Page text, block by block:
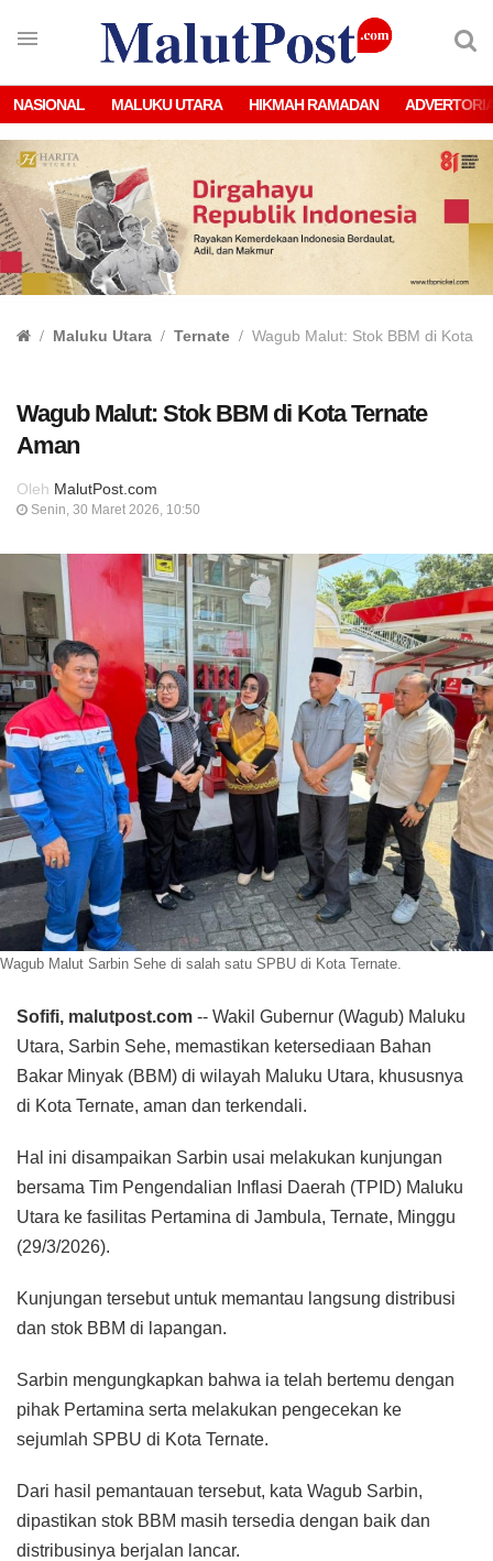
NASIONAL MALUKU UTARA HIKMAH RAMADAN
Maluku Utara Ternate Wagub Malut: Stok BBM di Kota
Wagub Malut: Stok BBM di Kota Ternate
Aman
Oleh MalutPost.com
Senin, 30 Maret 2026, 10:50
Wagub Malut Sarbin Sehe di salah satu SPBU di Kota Ternate.
Sofifi, malutpost.com -- Wakil Gubernur (Wagub) Maluku
Utara, Sarbin Sehe, memastikan ketersediaan Bahan
Bakar Minyak (BBM) di wilayah Maluku Utara, khususnya
di Kota Ternate, aman dan terkendali.
Hal ini disampaikan Sarbin usai melakukan kunjungan
bersama Tim Pengendalian Inflasi Daerah (TPID) Maluku
Utara ke fasilitas Pertamina di Jambula, Ternate, Minggu
(29/3/2026).
Kunjungan tersebut untuk memantau langsung distribusi
dan stok BBM di lapangan.
Sarbin mengungkapkan bahwa ia telah bertemu dengan
pihak Pertamina serta melakukan pengecekan ke
sejumlah SPBU di Kota Ternate.
Dari hasil pemantauan tersebut, kata Wagub Sarbin,
dipastikan stok BBM masih tersedia dengan baik dan
distribusinya berjalan lancar.